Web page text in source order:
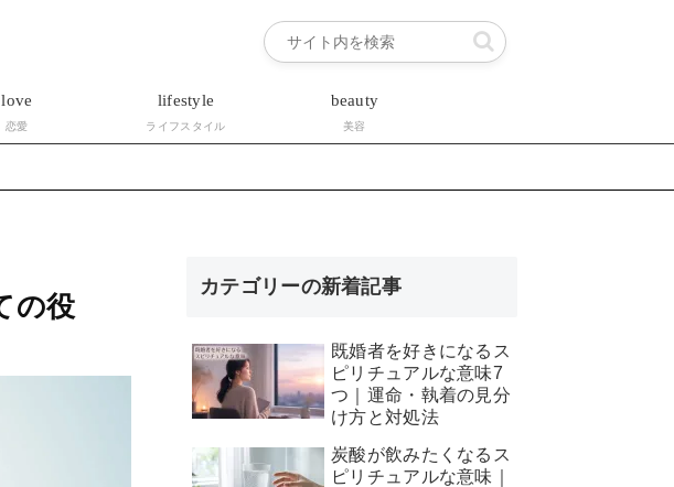
love
恋愛
lifestyle
ライフスタイル
beauty
美容
の役
カテゴリーの新着記事
既婚者を好きになるス
ピリチュアルな意味7
つ｜運命・執着の見分
け方と対処法
炭酸が飲みたくなるス
ピリチュアルな意味｜